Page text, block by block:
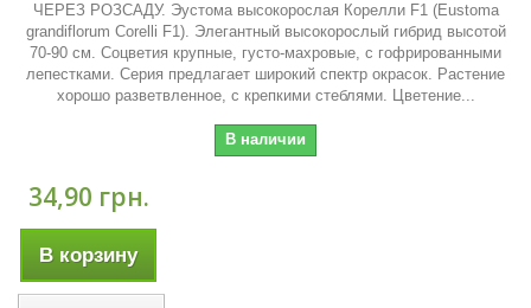
ЧЕРЕЗ РОЗСАДУ. Эустома высокорослая Корелли F1 (Eustoma
grandiflorum Corelli F1). Элегантный высокорослый гибрид высотой
70-90 см. Соцветия крупные, густо-махровые, с гофрированными
лепестками. Серия предлагает широкий спектр окрасок. Растение
хорошо разветвленное, с крепкими стеблями. Цветение...
В наличии
34,90 грн.
В корзину